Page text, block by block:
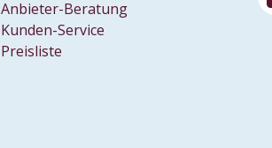
Anbieter-Beratung
Kunden-Service
Preisliste